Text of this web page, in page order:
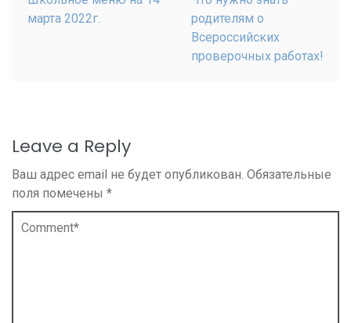
марта 2022г.
родителям о
Всероссийских
проверочных работах!
Leave a Reply
Ваш адрес email не будет опубликован. Обязательные
поля помечены *